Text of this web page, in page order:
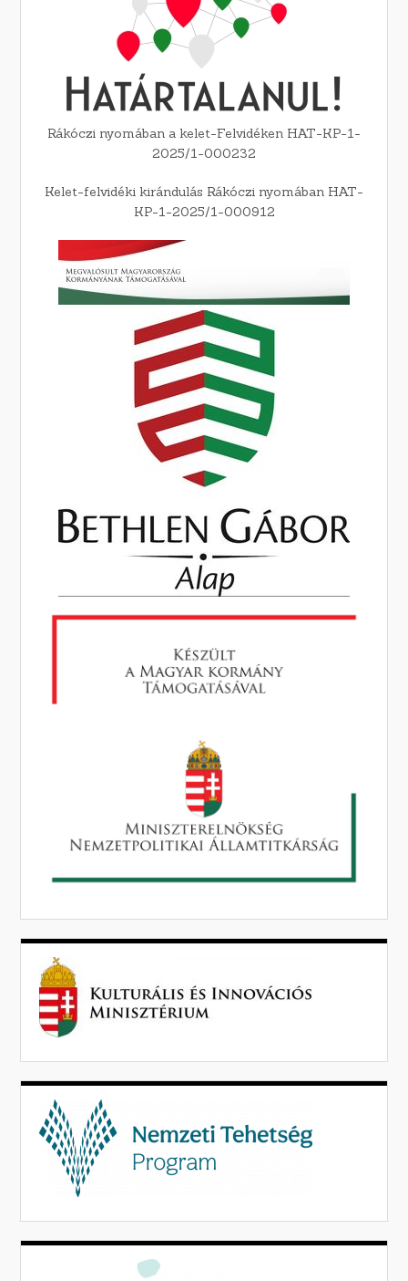
Rákóczi nyomában a kelet-Felvidéken HAT-KP-1-
2025/1-000232
Kelet-felvidéki kirándulás Rákóczi nyomában HAT-
KP-1-2025/1-000912